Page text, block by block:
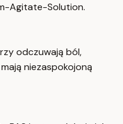
Agitate-Solution.
odczuwają ból,
niezaspokojoną